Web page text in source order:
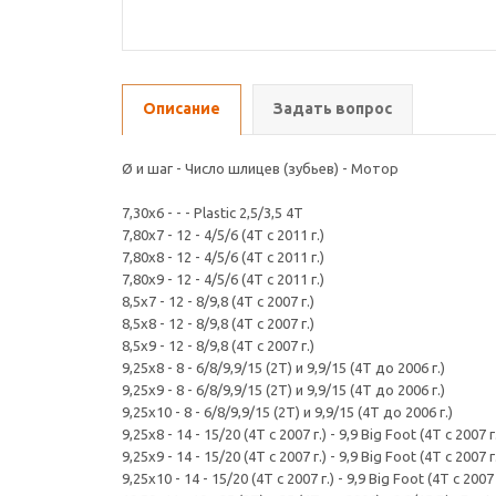
Описание Задать вопрос
Ø и шаг - Число шлицев (зубьев) - Мотор
7,30x6 - - - Plastic 2,5/3,5 4T
7,80x7 - 12 - 4/5/6 (4T с 2011 г.)
7,80x8 - 12 - 4/5/6 (4T с 2011 г.)
7,80x9 - 12 - 4/5/6 (4T с 2011 г.)
8,5x7 - 12 - 8/9,8 (4T с 2007 г.)
8,5x8 - 12 - 8/9,8 (4T с 2007 г.)
8,5x9 - 12 - 8/9,8 (4T с 2007 г.)
9,25x8 - 8 - 6/8/9,9/15 (2T) и 9,9/15 (4T до 2006 г.)
9,25x9 - 8 - 6/8/9,9/15 (2T) и 9,9/15 (4T до 2006 г.)
9,25x10 - 8 - 6/8/9,9/15 (2T) и 9,9/15 (4T до 2006 г.)
9,25x8 - 14 - 15/20 (4T с 2007 г.) - 9,9 Big Foot (4T с 2007
9,25x9 - 14 - 15/20 (4T с 2007 г.) - 9,9 Big Foot (4T с 2007
9,25x10 - 14 - 15/20 (4T с 2007 г.) - 9,9 Big Foot (4T с 2007